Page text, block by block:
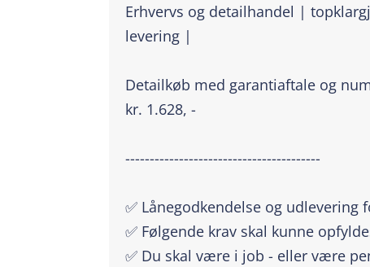
Erhvervs og detailhandel |
levering |
Detailkøb med garantiaftale og
kr. 1.628, -
----------------------------------------
✅ Lånegodkendelse og udlevering
✅ Følgende krav skal kunne
✅ Du skal være i job - eller være